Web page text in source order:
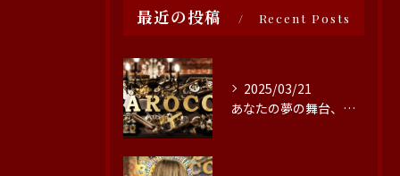
最近の投稿 Recent Posts
2025/03/21
あなたの夢の舞台、ここにあります！豊田市の美容院では、情熱を...